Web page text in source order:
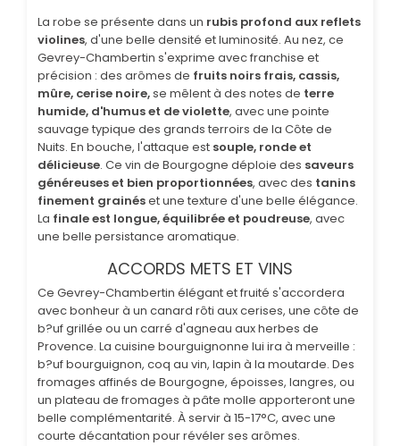
La robe se présente dans un rubis profond aux reflets
violines, d'une belle densité et luminosité. Au nez, ce
Gevrey-Chambertin s'exprime avec franchise et
précision : des arômes de fruits noirs frais, cassis,
mûre, cerise noire,se mêlent à des notes de terre
humide, d'humus et de violette, avec une pointe
sauvage typique des grands terroirs de la Côte de
Nuits. En bouche, l'attaque est souple, ronde et
délicieuse. Ce vin de Bourgogne déploie des saveurs
généreuses et bien proportionnées, avec des tanins
finement grainéset une texture d'une belle élégance.
La finale est longue, équilibrée et poudreuse, avec
une belle persistance aromatique.
ACCORDS METS ET VINS
Ce Gevrey-Chambertin élégant et fruité s'accordera
avec bonheur à un canard rôti aux cerises, une côte de
b?uf grillée ou un carré d'agneau aux herbes de
Provence. La cuisine bourguignonne lui ira à merveille :
b?uf bourguignon, coq au vin, lapin à la moutarde. Des
fromages affinés de Bourgogne, époisses, langres, ou
un plateau de fromages à pâte molle apporteront une
belle complémentarité. À servir à 15-17°C, avec une
courte décantation pour révéler ses arômes.